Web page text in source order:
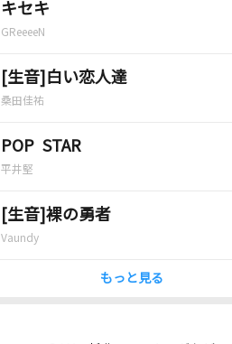
キセキ
GReeeeN
[生音]白い恋人達
桑田佳祐
POP STAR
平井堅
[生音]裸の勇者
Vaundy
もっと見る